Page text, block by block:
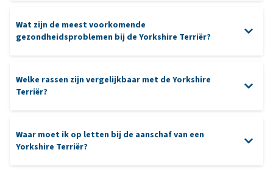
tandproblemen
Wat zijn de meest voorkomende
gezondheidsproblemen bij de Yorkshire Terriër?
patella luxatie
Welke rassen zijn vergelijkbaar met de Yorkshire
Terriër?
Waar moet ik op letten bij de aanschaf van een
Yorkshire Terriër?